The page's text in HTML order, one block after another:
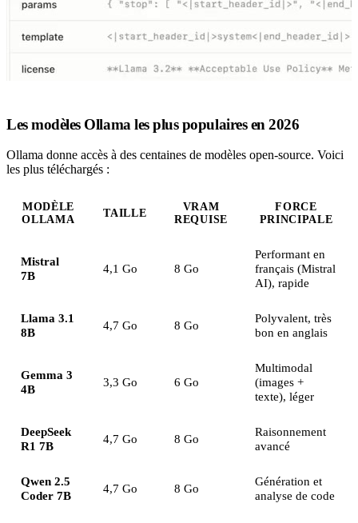
Les modèles Ollama les plus populaires en 2026
Ollama donne accès à des centaines de modèles open-source. Voici
les plus téléchargés :
MODÈLE
OLLAMA
TAILLE
VRAM
REQUISE
FORCE
PRINCIPALE
Mistral
7B
4,1 Go 8 Go
Performant en
français (Mistral
AI), rapide
Llama 3.1
8B
4,7 Go 8 Go
Polyvalent, très
bon en anglais
Gemma 3
4B
3,3 Go 6 Go
Multimodal
(images +
texte), léger
DeepSeek
R1 7B
4,7 Go 8 Go
Raisonnement
avancé
Qwen 2.5
Coder 7B
4,7 Go 8 Go
Génération et
analyse de code